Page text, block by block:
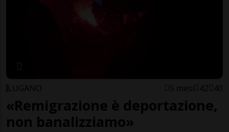
LUGANO 5 mesi 42 40
«Remigrazione è deportazione,
non banalizziamo»